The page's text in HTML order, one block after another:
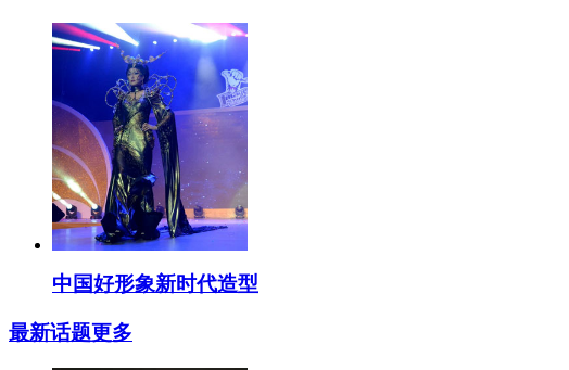
中国好形象新时代造型
最新话题更多